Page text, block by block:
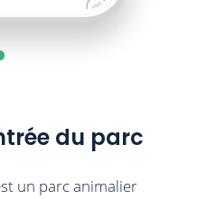
du parc
un parc animalier